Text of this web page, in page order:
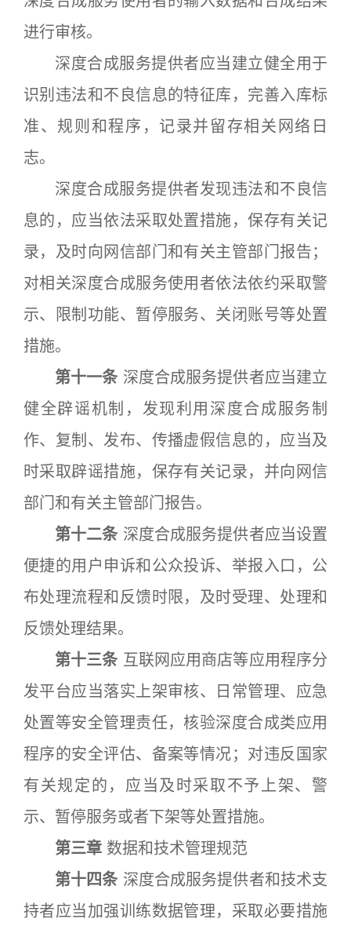
进行审核。
深度合成服务提供者应当建立健全用于
识别违法和不良信息的特征库，完善入库标
准、规则和程序，记录并留存相关网络日
志。
深度合成服务提供者发现违法和不良信
息的，应当依法采取处置措施，保存有关记
录，及时向网信部门和有关主管部门报告；
对相关深度合成服务使用者依法依约采取警
示、限制功能、暂停服务、关闭账号等处置
措施。
第十一条 深度合成服务提供者应当建立
健全辟谣机制，发现利用深度合成服务制
作、复制、发布、传播虚假信息的，应当及
时采取辟谣措施，保存有关记录，并向网信
部门和有关主管部门报告。
第十二条 深度合成服务提供者应当设置
便捷的用户申诉和公众投诉、举报入口，公
布处理流程和反馈时限，及时受理、处理和
反馈处理结果。
第十三条 互联网应用商店等应用程序分
发平台应当落实上架审核、日常管理、应急
处置等安全管理责任，核验深度合成类应用
程序的安全评估、备案等情况；对违反国家
有关规定的，应当及时采取不予上架、警
示、暂停服务或者下架等处置措施。
第三章 数据和技术管理规范
第十四条 深度合成服务提供者和技术支
持者应当加强训练数据管理，采取必要措施